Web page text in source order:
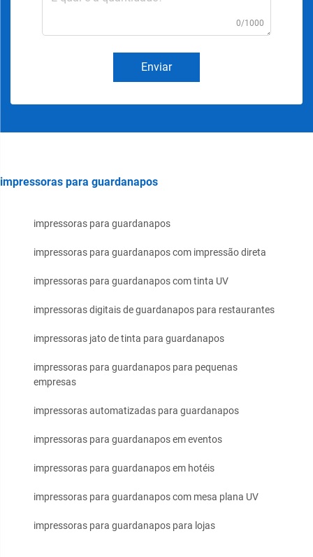
0/1000
Enviar
impressoras para guardanapos
impressoras para guardanapos
impressoras para guardanapos com impressão direta
impressoras para guardanapos com tinta UV
impressoras digitais de guardanapos para restaurantes
impressoras jato de tinta para guardanapos
impressoras para guardanapos para pequenas
empresas
impressoras automatizadas para guardanapos
impressoras para guardanapos em eventos
impressoras para guardanapos em hotéis
impressoras para guardanapos com mesa plana UV
impressoras para guardanapos para lojas